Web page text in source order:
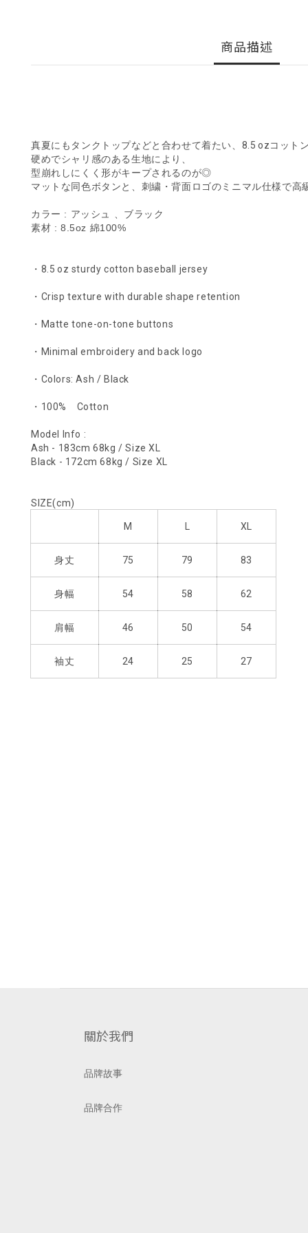
商品描述
真夏にもタンクトップなどと合わせて着たい、8.5 ozコット
硬めでシャリ感のある生地により、
型崩れしにくく形がキープされるのが◎
マットな同色ボタンと、刺繍・背面ロゴのミニマル仕様で高
カラー : アッシュ 、ブラック
素材 : 8.5oz 綿100%
・8.5 oz sturdy cotton baseball jersey
・Crisp texture with durable shape retention
・Matte tone-on-tone buttons
・Minimal embroidery and back logo
・Colors: Ash / Black
・100% Cotton
Model Info :
Ash - 183cm 68kg / Size XL
Black - 172cm 68kg / Size XL
SIZE(cm)
M XL
身丈 75 79 83
身幅 54 58 62
肩幅 46 50 54
袖丈 24 25 27
關於我們
品牌故事
品牌合作